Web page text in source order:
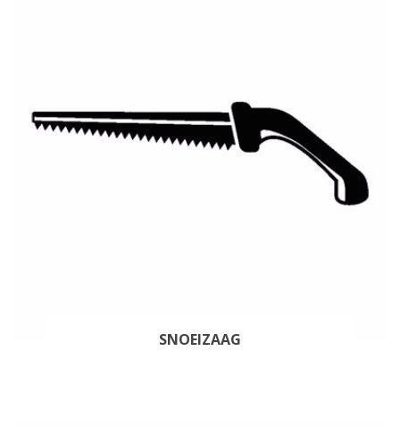
SNOEIZAAG